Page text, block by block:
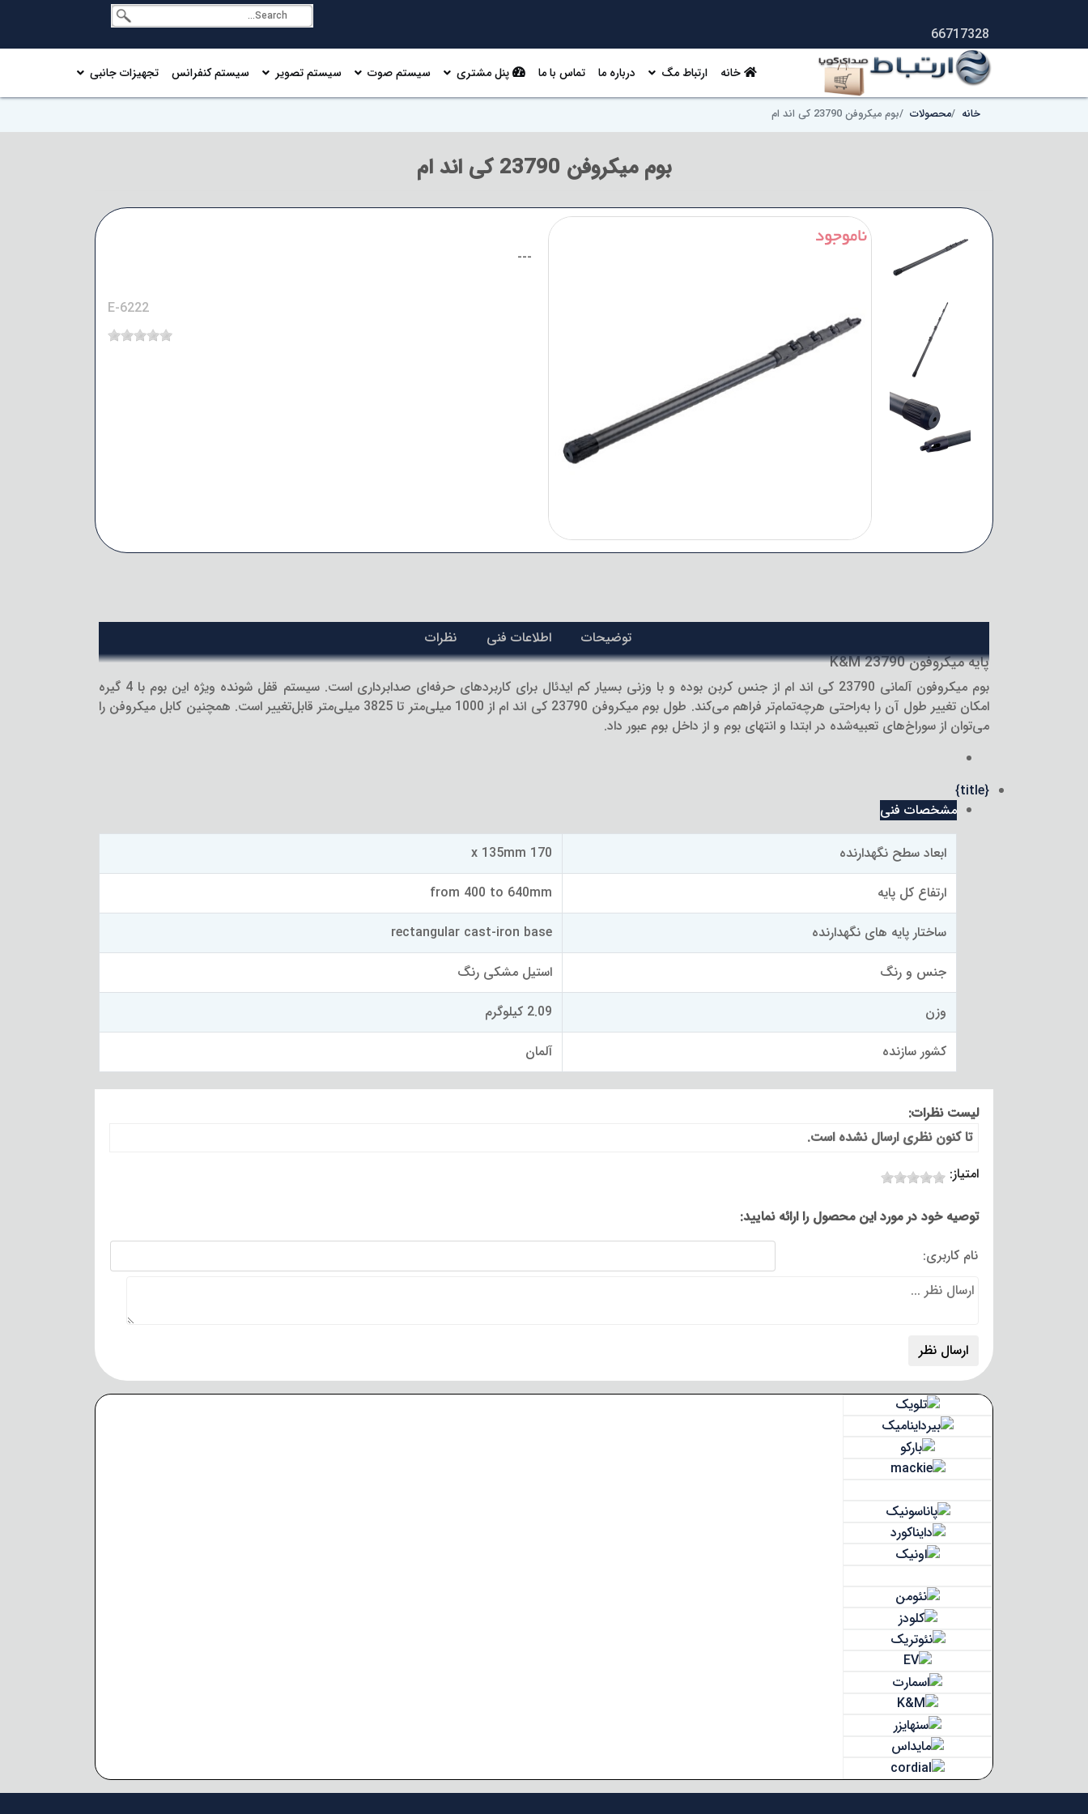
66717328
خانه ارتباط مگ درباره ما تماس با ما پنل مشتری سیستم صوت سیستم تصویر سیستم کنفرانس تجهیزات جانبی
خانه محصولات بوم میکروفن 23790 کی اند ام
بوم میکروفن 23790 کی اند ام
---
E-6222
توضیحات اطلاعات فنی نظرات
پایه میکروفون K&M 23790
بوم میکروفون آلمانی 23790 کی اند ام از جنس کربن بوده و با وزنی بسیار کم ایدئال برای کاربردهای حرفه‌ای صدابرداری است. سیستم قفل شونده ویژه این بوم با 4 گیره
امکان تغییر طول آن را به‌راحتی هرچه‌تمام‌تر فراهم می‌کند. طول بوم میکروفن 23790 کی اند ام از 1000 میلی‌متر تا 3825 میلی‌متر قابل‌تغییر است. همچنین کابل میکروفن را
می‌توان از سوراخ‌های تعبیه‌شده در ابتدا و انتهای بوم و از داخل بوم عبور داد.
{title}
مشخصات فنی
ابعاد سطح نگهدارنده
170 x 135mm
ارتفاع کل پایه
from 400 to 640mm
ساختار پایه های نگهدارنده
rectangular cast-iron base
جنس و رنگ
استیل مشکی رنگ
وزن
2.09 کیلوگرم
کشور سازنده
آلمان
لیست نظرات:
تا کنون نظری ارسال نشده است.
امتیاز:
توصیه خود در مورد این محصول را ارائه نمایید:
نام کاربری: